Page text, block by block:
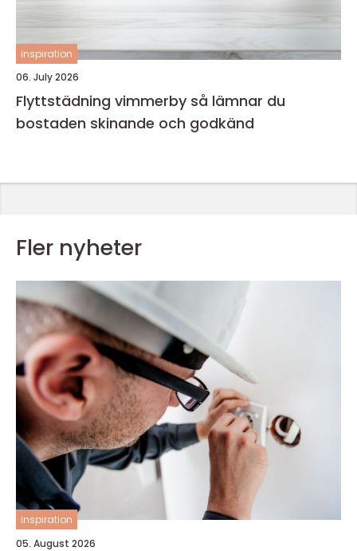
inspiration
06. July 2026
Flyttstädning vimmerby så lämnar du
bostaden skinande och godkänd
Fler nyheter
inspiration
05. August 2026